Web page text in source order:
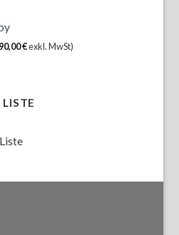
€exkl. MwSt)